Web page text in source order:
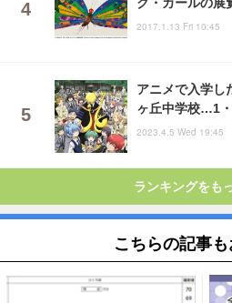
2017.1.13 Fri 10:45
アニメで入学し
ヶ丘中学校…1
2023.4.5 Wed 19:45
ランキングをも
こちらの記事